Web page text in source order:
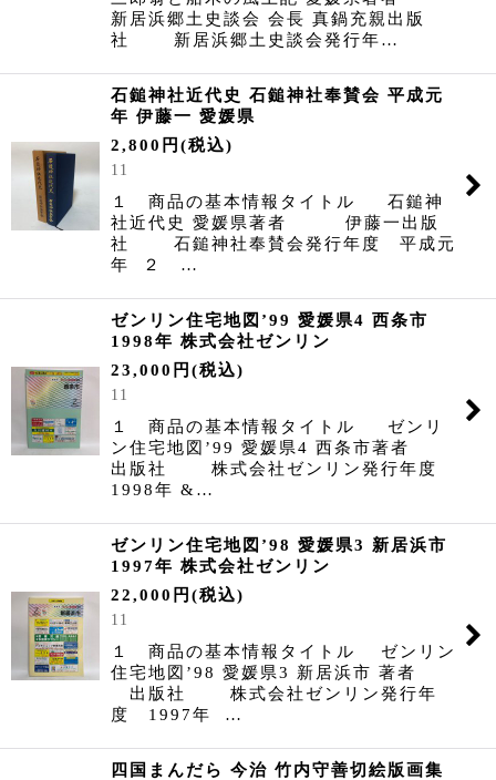
新居浜郷土史談会 会長 真鍋充親出版
社 新居浜郷土史談会発行年…
石鎚神社近代史 石鎚神社奉賛会 平成元
年 伊藤一 愛媛県
2,800 円 (税込)
11
１ 商品の基本情報タイトル 石鎚神
社近代史 愛媛県著者 伊藤一出版
社 石鎚神社奉賛会発行年度 平成元
年 ２ …
ゼンリン住宅地図’99 愛媛県4 西条市
1998年 株式会社ゼンリン
23,000 円 (税込)
11
１ 商品の基本情報タイトル ゼンリ
ン住宅地図’99 愛媛県4 西条市著者
出版社 株式会社ゼンリン発行年度
1998年 &…
ゼンリン住宅地図’98 愛媛県3 新居浜市
1997年 株式会社ゼンリン
22,000 円 (税込)
11
１ 商品の基本情報タイトル ゼンリン
住宅地図’98 愛媛県3 新居浜市 著者
出版社 株式会社ゼンリン発行年
度 1997年 …
四国まんだら 今治 竹内守善切絵版画集